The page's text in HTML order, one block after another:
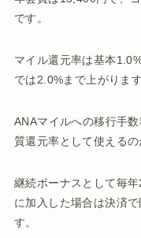
です。
マイル還元率は基本
では2.0%まで上がります
ANAマイルへの移行手
質還元率として使えるの
継続ボーナスとして毎
に加入した場合は決済
す。